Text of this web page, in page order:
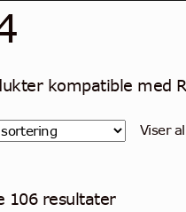
kompatible med
Viser
106 resultater